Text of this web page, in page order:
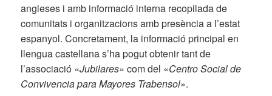
angleses i amb informació interna recopilada de
comunitats i organitzacions amb presència a l’estat
espanyol. Concretament, la informació principal en
llengua castellana s’ha pogut obtenir tant de
l’associació «Jubilares» com del «Centro Social de
Convivencia para Mayores Trabensol».